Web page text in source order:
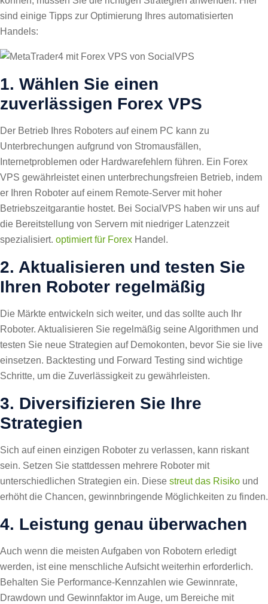
sind einige Tipps zur Optimierung Ihres automatisierten
Handels:
1. Wählen Sie einen
zuverlässigen Forex VPS
Der Betrieb Ihres Roboters auf einem PC kann zu
Unterbrechungen aufgrund von Stromausfällen,
Internetproblemen oder Hardwarefehlern führen. Ein Forex
VPS gewährleistet einen unterbrechungsfreien Betrieb, indem
er Ihren Roboter auf einem Remote-Server mit hoher
Betriebszeitgarantie hostet. Bei SocialVPS haben wir uns auf
die Bereitstellung von Servern mit niedriger Latenzzeit
spezialisiert. optimiert für Forex Handel.
2. Aktualisieren und testen Sie
Ihren Roboter regelmäßig
Die Märkte entwickeln sich weiter, und das sollte auch Ihr
Roboter. Aktualisieren Sie regelmäßig seine Algorithmen und
testen Sie neue Strategien auf Demokonten, bevor Sie sie live
einsetzen. Backtesting und Forward Testing sind wichtige
Schritte, um die Zuverlässigkeit zu gewährleisten.
3. Diversifizieren Sie Ihre
Strategien
Sich auf einen einzigen Roboter zu verlassen, kann riskant
sein. Setzen Sie stattdessen mehrere Roboter mit
unterschiedlichen Strategien ein. Diese streut das Risiko und
erhöht die Chancen, gewinnbringende Möglichkeiten zu finden.
4. Leistung genau überwachen
Auch wenn die meisten Aufgaben von Robotern erledigt
werden, ist eine menschliche Aufsicht weiterhin erforderlich.
Behalten Sie Performance-Kennzahlen wie Gewinnrate,
Drawdown und Gewinnfaktor im Auge, um Bereiche mit